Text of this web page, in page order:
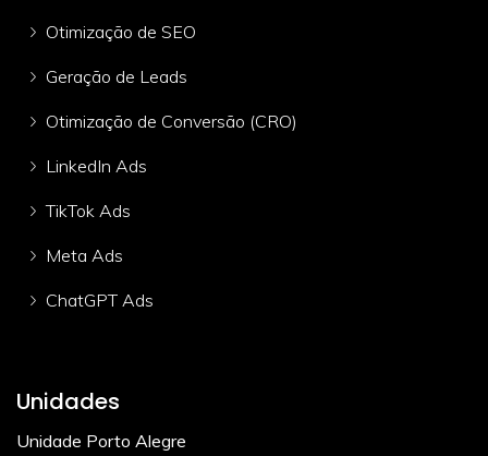
Otimização de SEO
Geração de Leads
Otimização de Conversão (CRO)
LinkedIn Ads
TikTok Ads
Meta Ads
ChatGPT Ads
Unidades
Unidade Porto Alegre